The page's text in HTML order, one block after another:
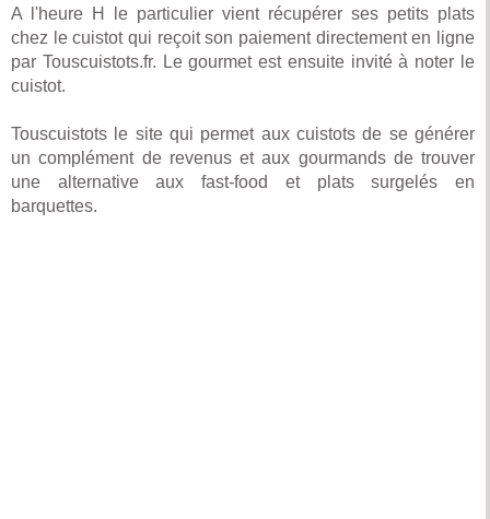
A l'heure H le particulier vient récupérer ses petits plats
chez le cuistot qui reçoit son paiement directement en ligne
par Touscuistots.fr. Le gourmet est ensuite invité à noter le
cuistot.
Touscuistots le site qui permet aux cuistots de se générer
un complément de revenus et aux gourmands de trouver
une alternative aux fast-food et plats surgelés en
barquettes.